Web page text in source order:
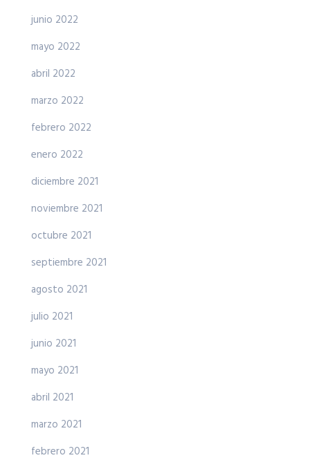
junio 2022
mayo 2022
abril 2022
marzo 2022
febrero 2022
enero 2022
diciembre 2021
noviembre 2021
octubre 2021
septiembre 2021
agosto 2021
julio 2021
junio 2021
mayo 2021
abril 2021
marzo 2021
febrero 2021